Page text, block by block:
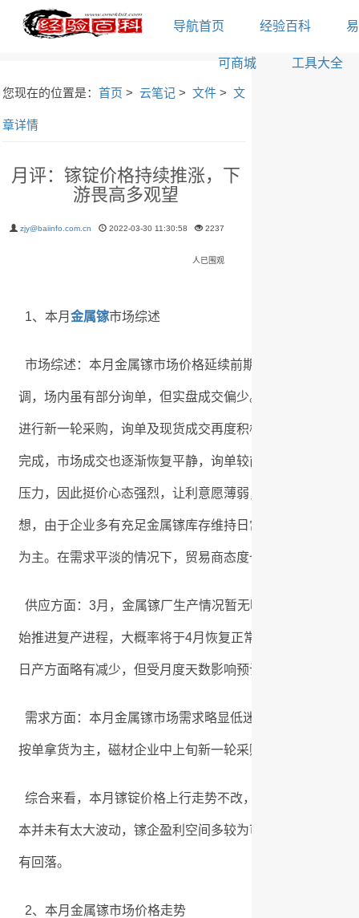
导航首页 经验百科 易
可商城 工具大全
您现在的位置是：首页 >云笔记 >文件 >文
章详情
月评：镓锭价格持续推涨，下
游畏高多观望
zjy@baiinfo.com.cn 2022-03-30 11:30:58 2237
人已围观
1、本月金属镓市场综述
市场综述：本月金属镓市场价格延续前期上涨态势继续向
调，场内虽有部分询单，但实盘成交偏少。随着时间推移
进行新一轮采购，询单及现货成交再度积极开展，受此氛
完成，市场成交也逐渐恢复平静，询单较前期有所减少，
压力，因此挺价心态强烈，让利意愿薄弱，供需双方略显
想，由于企业多有充足金属镓库存维持日常生产所需，因
为主。在需求平淡的情况下，贸易商态度也较为谨慎，部分
供应方面：3月，金属镓厂生产情况暂无明显变化，北方
始推进复产进程，大概率将于4月恢复正常运行，其他试产
日产方面略有减少，但受月度天数影响预计自然月产量或有
需求方面：本月金属镓市场需求略显低迷，当前市场氛围
按单拿货为主，磁材企业中上旬新一轮采购基本完毕后则刚
综合来看，本月镓锭价格上行走势不改，持货商挺价惜售
本并未有太大波动，镓企盈利空间多较为可观，但若下游
有回落。
2、本月金属镓市场价格走势